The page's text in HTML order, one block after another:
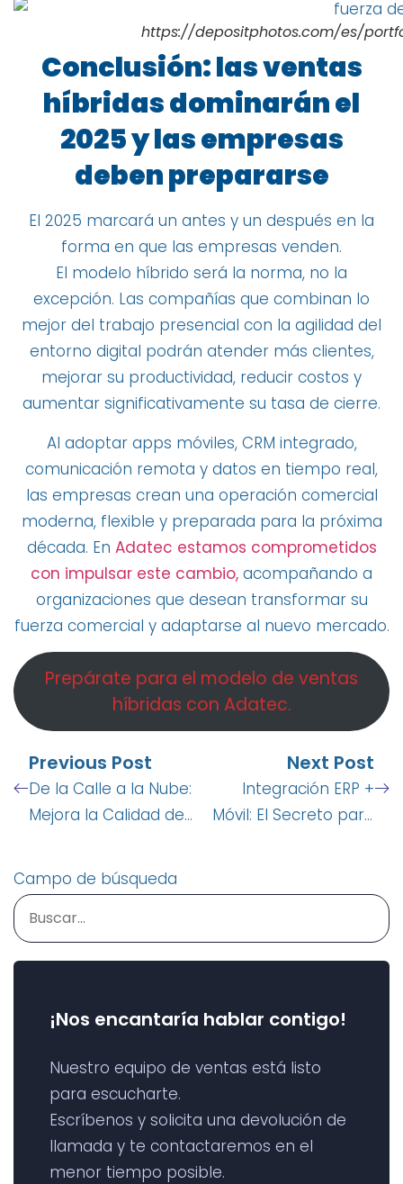
https://depositphotos.com/es/
Conclusión: las ventas
híbridas dominarán el
2025 y las empresas
deben prepararse
El 2025 marcará un antes y un después en la
forma en que las empresas venden.
El modelo híbrido será la norma, no la
excepción. Las compañías que combinan lo
mejor del trabajo presencial con la agilidad del
entorno digital podrán atender más clientes,
mejorar su productividad, reducir costos y
aumentar significativamente su tasa de cierre.
Al adoptar apps móviles, CRM integrado,
comunicación remota y datos en tiempo real,
las empresas crean una operación comercial
moderna, flexible y preparada para la próxima
década. En Adatec estamos comprometidos
con impulsar este cambio, acompañando a
organizaciones que desean transformar su
fuerza comercial y adaptarse al nuevo mercado.
Prepárate para el modelo de ventas
híbridas con Adatec.
Previous Post
De la Calle a la Nube:
Mejora la Calidad de
con Apps Inteligentes
Next Post
Integración ERP +
Móvil: El Secreto para
Campo de búsqueda
¡Nos encantaría hablar contigo!
Nuestro equipo de ventas está listo
para escucharte.
Escríbenos y solicita una devolución de
llamada y te contactaremos en el
menor tiempo posible.